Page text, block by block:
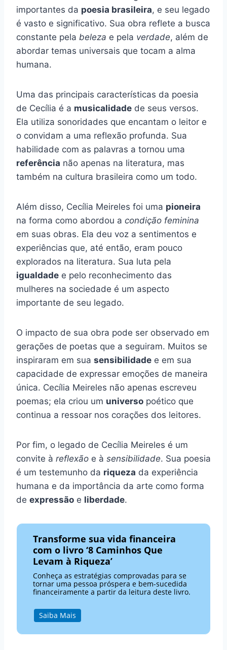
importantes da poesia brasileira, e seu legado
é vasto e significativo. Sua obra reflete a busca
constante pela beleza e pela verdade, além de
abordar temas universais que tocam a alma
humana.
Uma das principais características da poesia
de Cecília é a musicalidade de seus versos.
Ela utiliza sonoridades que encantam o leitor e
o convidam a uma reflexão profunda. Sua
habilidade com as palavras a tornou uma
referência não apenas na literatura, mas
também na cultura brasileira como um todo.
Além disso, Cecília Meireles foi uma pioneira
na forma como abordou a condição feminina
em suas obras. Ela deu voz a sentimentos e
experiências que, até então, eram pouco
explorados na literatura. Sua luta pela
igualdade e pelo reconhecimento das
mulheres na sociedade é um aspecto
importante de seu legado.
O impacto de sua obra pode ser observado em
gerações de poetas que a seguiram. Muitos se
inspiraram em sua sensibilidade e em sua
capacidade de expressar emoções de maneira
única. Cecília Meireles não apenas escreveu
poemas; ela criou um universo poético que
continua a ressoar nos corações dos leitores.
Por fim, o legado de Cecília Meireles é um
convite à reflexão e à sensibilidade. Sua poesia
é um testemunho da riqueza da experiência
humana e da importância da arte como forma
de expressão e liberdade.
Transforme sua vida financeira
com o livro ‘8 Caminhos Que
Levam à Riqueza’
Conheça as estratégias comprovadas para se
tornar uma pessoa próspera e bem-sucedida
financeiramente a partir da leitura deste livro.
Saiba Mais